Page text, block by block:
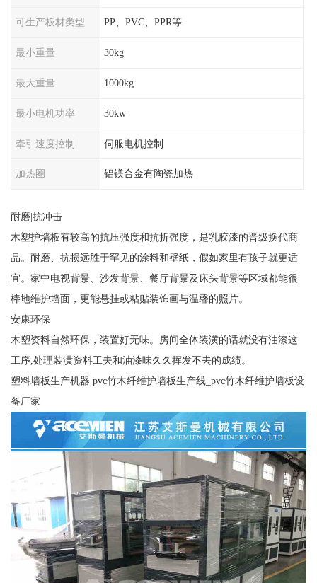
可生产板材类型 PP、PVC、PPR等
最小重量 30kg
最大重量 1000kg
最小电机功率 30kw
牵引速度控制 伺服电机控制
加热圈 铝镁合金有陶瓷加热
耐磨|抗冲击
木塑护墙板有较高的抗压强度和抗折强度，是乳胶漆的晋级换代商
品。耐磨、抗损远胜于罕见的涂料和壁纸，假如家里有孩子就更适
宜。家中电视背景、沙发背景、餐厅背景及床头背景等区域都能很
棒地维护墙面，更能悬挂或粘贴装饰画与温馨的照片。
安康环保
木塑资料自然环保，装置好无味。房间全体装潢的话就没有油漆这
工序,处理装潢资料工夫和油漆味久久挥发不去的成绩。
塑料墙板生产机器 pvc竹木纤维护墙板生产线_pvc竹木纤维护墙板设
备厂家